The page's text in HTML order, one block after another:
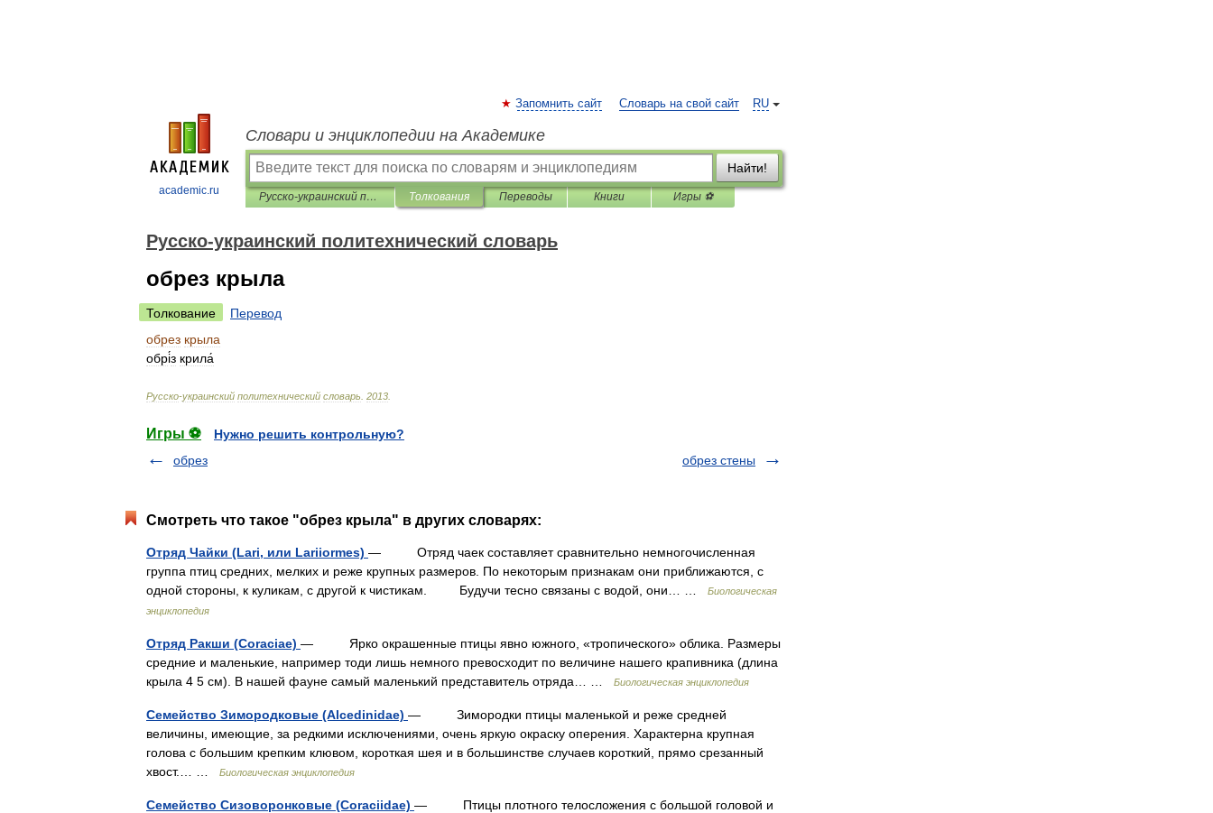
academic.ru
RU
Запомнить сайт Словарь на свой сайт
Словари и энциклопедии на Академике
Найти!
Русско-украинский политехнический словарь Толкования Переводы Книги Игры ⚽
Русско-украинский политехнический словарь
обрез крыла
Толкование
Перевод
обрез крыла
обрі́з крила́
Русско-украинский политехнический словарь 2013
Игры ⚽
Нужно решить контрольную?
обрез
обрез стены
Смотреть что такое "обрез крыла" в других словарях:
Отряд Чайки (Lari, или Lariiormes) — Отряд чаек составляет сравнительно немногочисленная
группа птиц средних, мелких и реже крупных размеров. По некоторым признакам они приближаются, с
одной стороны, к куликам, с другой к чистикам. Будучи тесно связаны с водой, они… …
Биологическая
энциклопедия
Отряд Ракши (Coraciae) — Ярко окрашенные птицы явно южного, «тропического» облика. Размеры
средние и маленькие, например тоди лишь немного превосходит по величине нашего крапивника (длина
крыла 4 5 см). В нашей фауне самый маленький представитель отряда… …
Биологическая энциклопедия
Семейство Зимородковые (Alcedinidae) — Зимородки птицы маленькой и реже средней
величины, имеющие, за редкими исключениями, очень яркую окраску оперения. Характерна крупная
голова с большим крепким клювом, короткая шея и в большинстве случаев короткий, прямо срезанный
хвост.… …
Биологическая энциклопедия
Семейство Сизоворонковые (Coraciidae) — Птицы плотного телосложения с большой головой и